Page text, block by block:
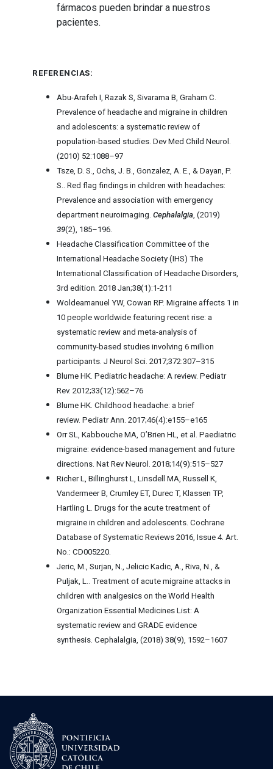
fármacos pueden brindar a nuestros
pacientes.
REFERENCIAS:
Abu-Arafeh I, Razak S, Sivarama B, Graham C.
Prevalence of headache and migraine in children
and adolescents: a systematic review of
population-based studies. Dev Med Child Neurol.
(2010) 52:1088–97
Tsze, D. S., Ochs, J. B., Gonzalez, A. E., & Dayan, P.
S.. Red flag findings in children with headaches:
Prevalence and association with emergency
department neuroimaging.Cephalalgia, (2019)
39(2), 185–196.
Headache Classification Committee of the
International Headache Society (IHS) The
International Classification of Headache Disorders,
3rd edition. 2018 Jan;38(1):1-211
Woldeamanuel YW, Cowan RP. Migraine affects 1 in
10 people worldwide featuring recent rise: a
systematic review and meta-analysis of
community-based studies involving 6 million
participants. J Neurol Sci. 2017;372:307–315
Blume HK. Pediatric headache: A review. Pediatr
Rev. 2012;33(12):562–76
Blume HK. Childhood headache: a brief
review. Pediatr Ann. 2017;46(4):e155–e165
Orr SL, Kabbouche MA, O’Brien HL, et al. Paediatric
migraine: evidence-based management and future
directions. Nat Rev Neurol. 2018;14(9):515–527
Richer L, Billinghurst L, Linsdell MA, Russell K,
Vandermeer B, Crumley ET, Durec T, Klassen TP,
Hartling L. Drugs for the acute treatment of
migraine in children and adolescents. Cochrane
Database of Systematic Reviews 2016, Issue 4. Art.
No.: CD005220.
Jeric, M., Surjan, N., Jelicic Kadic, A., Riva, N., &
Puljak, L.. Treatment of acute migraine attacks in
children with analgesics on the World Health
Organization Essential Medicines List: A
systematic review and GRADE evidence
synthesis. Cephalalgia, (2018) 38(9), 1592–1607